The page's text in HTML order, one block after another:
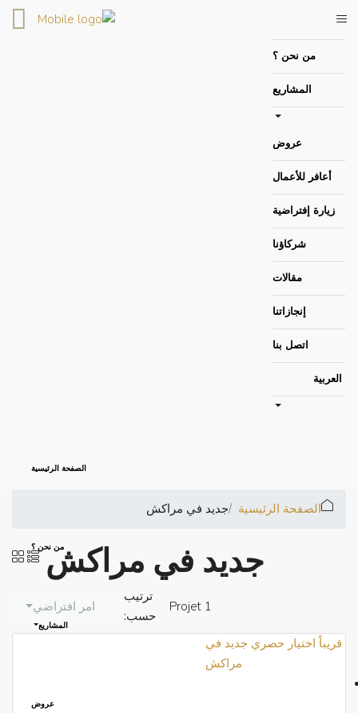
الصفحة الرئيسية
من نحن ؟
المشاريع
عروض
أعافر للأعمال
زيارة إفتراضية
شركاؤنا
مقالات
إنجازاتنا
اتصل بنا
العربية
الصفحة الرئيسية
من نحن ؟
المشاريع
عروض
الصفحة الرئيسية جديد في مراكش
جديد في مراكش
1 Projet
ترتيب
حسب:
امر افتراضي
قريباً اختيار حصري جديد في
مراكش